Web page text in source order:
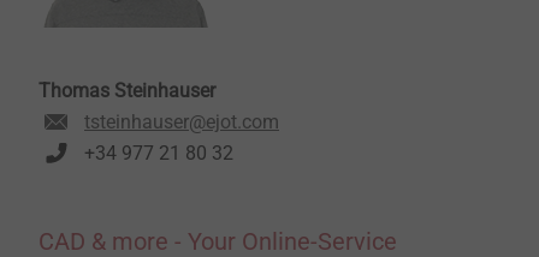
Thomas Steinhauser
tsteinhauser@ejot.com
+34 977 21 80 32
CAD & more - Your Online-Service